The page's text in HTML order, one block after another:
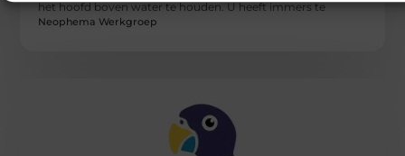
het hoofd boven water te houden. U heeft immers te
Neophema Werkgroep